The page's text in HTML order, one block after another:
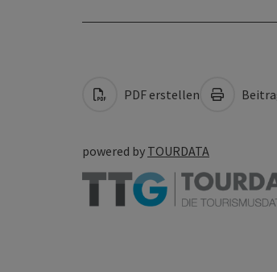
PDF erstellen
powered by TOURDATA